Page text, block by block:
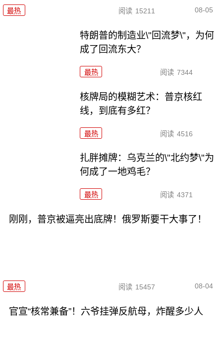
最热 阅读 15211 08-05
特朗普的制造业\"回流梦\"，为何
成了回流东大？
最热 阅读 7344
核牌局的模糊艺术：普京核红
线，到底有多红？
最热 阅读 4516
扎胖摊牌：乌克兰的\"北约梦\"为
何成了一地鸡毛？
最热 阅读 4371
刚刚，普京被逼亮出底牌！俄罗斯要干大事了！
最热 阅读 15457 08-04
官宣“核常兼备”！六爷挂弹反航母，炸醒多少人